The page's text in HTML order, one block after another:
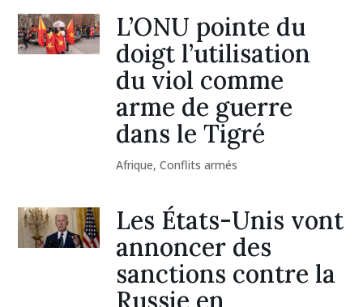
L’ONU pointe du
doigt l’utilisation
du viol comme
arme de guerre
dans le Tigré
Afrique,Conflits armés
Les États-Unis vont
annoncer des
sanctions contre la
Russie en